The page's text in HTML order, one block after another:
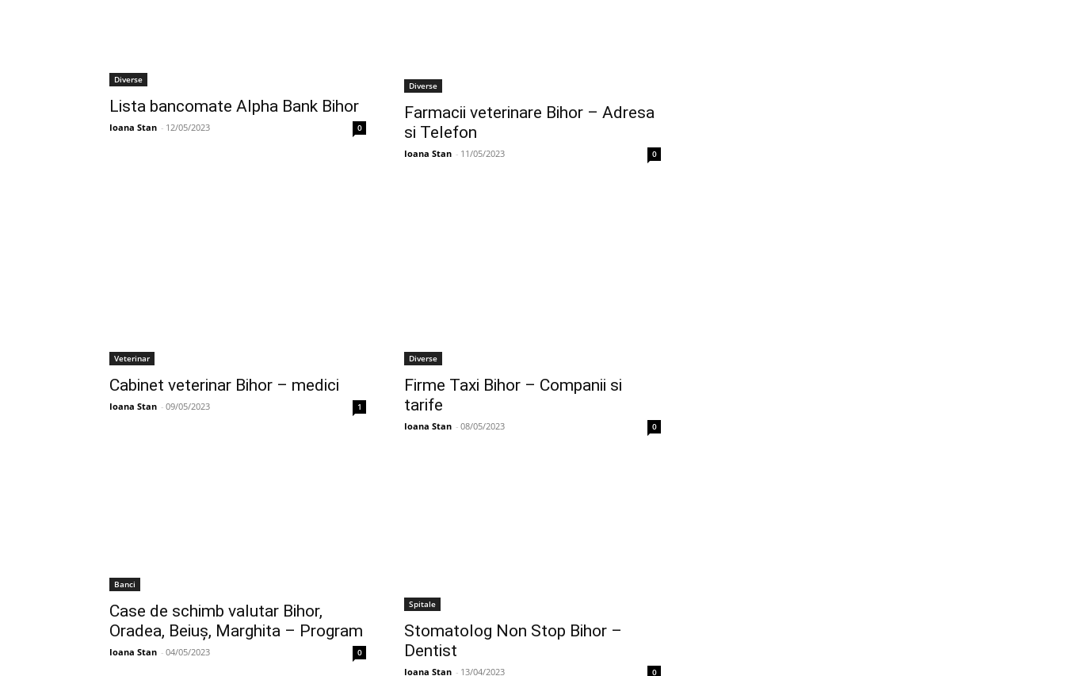
Diverse
Lista bancomate Alpha Bank Bihor
Ioana Stan - 12/05/2023 0
Diverse
Farmacii veterinare Bihor – Adresa
si Telefon
Ioana Stan - 11/05/2023 0
Veterinar
Cabinet veterinar Bihor – medici
Ioana Stan - 09/05/2023 1
Diverse
Firme Taxi Bihor – Companii si
tarife
Ioana Stan - 08/05/2023 0
Banci
Case de schimb valutar Bihor,
Oradea, Beiuș, Marghita – Program
Ioana Stan - 04/05/2023 0
Spitale
Stomatolog Non Stop Bihor –
Dentist
Ioana Stan - 13/04/2023 0